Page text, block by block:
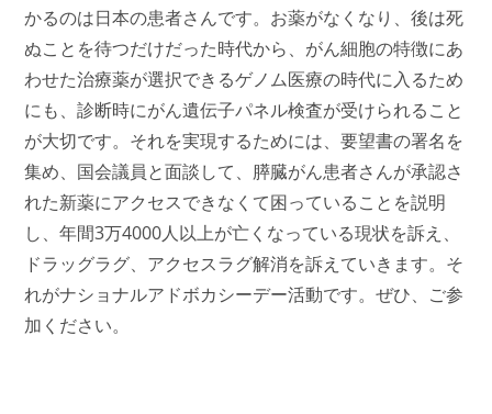
かるのは日本の患者さんです。お薬がなくなり、後は死
ぬことを待つだけだった時代から、がん細胞の特徴にあ
わせた治療薬が選択できるゲノム医療の時代に入るため
にも、診断時にがん遺伝子パネル検査が受けられること
が大切です。それを実現するためには、要望書の署名を
集め、国会議員と面談して、膵臓がん患者さんが承認さ
れた新薬にアクセスできなくて困っていることを説明
し、年間3万4000人以上が亡くなっている現状を訴え、
ドラッグラグ、アクセスラグ解消を訴えていきます。そ
れがナショナルアドボカシーデー活動です。ぜひ、ご参
加ください。